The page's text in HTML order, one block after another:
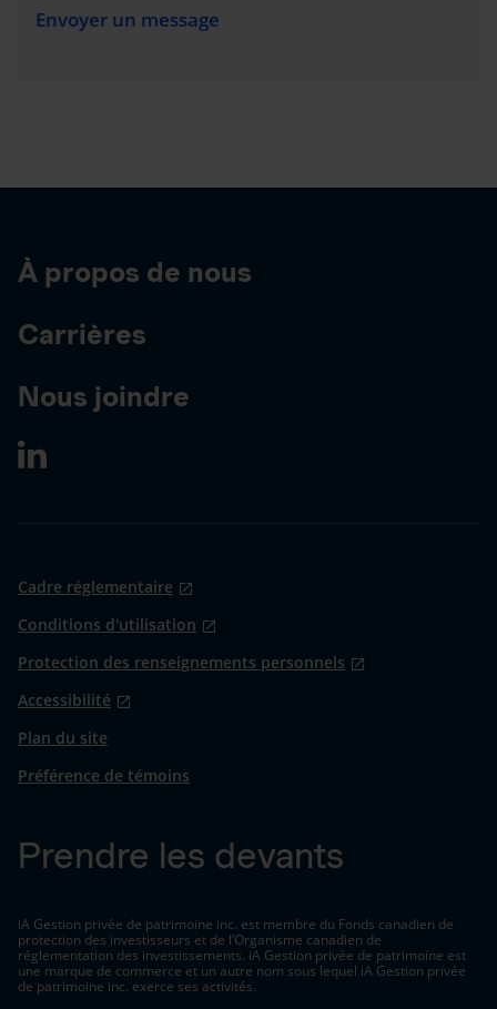
Envoyer un message
À propos de nous
Carrières
Nous joindre
Cadre réglementaire
Conditions d'utilisation
Protection des renseignements personnels
Accessibilité
Plan du site
Préférence de témoins
Prendre les devants
iA Gestion privée de patrimoine inc. est membre du Fonds canadien de
protection des investisseurs et de l’Organisme canadien de
réglementation des investissements. iA Gestion privée de patrimoine est
une marque de commerce et un autre nom sous lequel iA Gestion privée
de patrimoine inc. exerce ses activités.